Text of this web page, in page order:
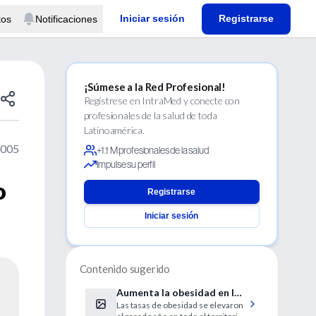
Notificaciones Iniciar sesión Registrarse
¡Súmese a la Red Profesional!
Regístrese en IntraMed y conecte con
profesionales de la salud de toda
Latinoamérica.
+1.1 M profesionales de la salud
Impulse su perfil
Registrarse
Iniciar sesión
Contenido sugerido
Aumenta la obesidad en la
práctica totalidad de
Las tasas de obesidad se elevaron